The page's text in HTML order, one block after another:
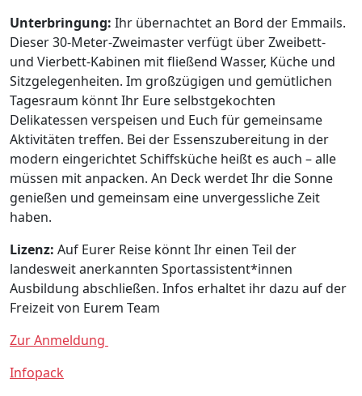
Unterbringung: Ihr übernachtet an Bord der Emmails.
Dieser 30-Meter-Zweimaster verfügt über Zweibett-
und Vierbett-Kabinen mit fließend Wasser, Küche und
Sitzgelegenheiten. Im großzügigen und gemütlichen
Tagesraum könnt Ihr Eure selbstgekochten
Delikatessen verspeisen und Euch für gemeinsame
Aktivitäten treffen. Bei der Essenszubereitung in der
modern eingerichtet Schiffsküche heißt es auch – alle
müssen mit anpacken. An Deck werdet Ihr die Sonne
genießen und gemeinsam eine unvergessliche Zeit
haben.
Lizenz: Auf Eurer Reise könnt Ihr einen Teil der
landesweit anerkannten Sportassistent*innen
Ausbildung abschließen. Infos erhaltet ihr dazu auf der
Freizeit von Eurem Team
Zur Anmeldung
Infopack